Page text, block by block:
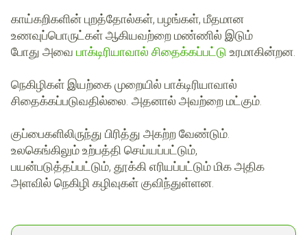
காய்கறிகளின் புறத்தோல்கள், பழங்கள், மீதமான
உணவுப்பொருட்கள் ஆகியவற்றை மண்ணில் இடும்
போது அவை பாக்டிரியாவால் சிதைக்கப்பட்டு உரமாகின்றன.
நெகிழிகள் இயற்கை முறையில் பாக்டிரியாவால்
சிதைக்கப்படுவதில்லை. அதனால் அவற்றை மட்கும்.
குப்பைகளிலிருந்து பிரித்து அகற்ற வேண்டும்.
உலகெங்கிலும் உற்பத்தி செய்யப்பட்டும்,
பயன்படுத்தப்பட்டும், தூக்கி எரியப்பட்டும் மிக அதிக
அளவில் நெகிழி கழிவுகள் குவிந்துள்ளன.